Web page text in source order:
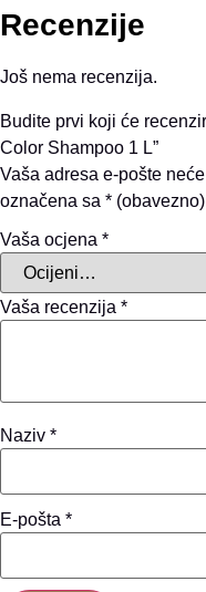
Recenzije
Još nema recenzija.
Budite prvi koji će
Color Shampoo 1 L”
Vaša adresa e-pošte
označena sa * (obavezno)
Vaša ocjena *
Vaša recenzija *
Naziv *
E-pošta *